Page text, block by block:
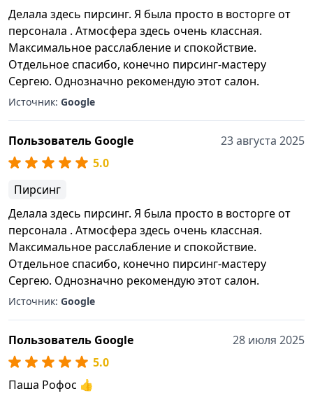
Делала здесь пирсинг. Я была просто в восторге от
персонала . Атмосфера здесь очень классная.
Максимальное расслабление и спокойствие.
Отдельное спасибо, конечно пирсинг-мастеру
Сергею. Однозначно рекомендую этот салон.
Источник: Google
Пользователь Google
23 августа 2025
5.0
Пирсинг
Делала здесь пирсинг. Я была просто в восторге от
персонала . Атмосфера здесь очень классная.
Максимальное расслабление и спокойствие.
Отдельное спасибо, конечно пирсинг-мастеру
Сергею. Однозначно рекомендую этот салон.
Источник: Google
Пользователь Google
28 июля 2025
5.0
Паша Рофос 👍